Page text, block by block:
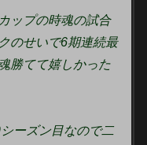
ップの時魂の試合
のせいで6期連続最
勝てて嬉しかった
ーズン目なので二